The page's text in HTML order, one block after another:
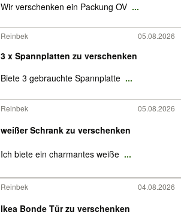
Wir verschenken ein Packung OV ...
Reinbek 05.08.2026
3 x Spannplatten zu verschenken
Biete 3 gebrauchte Spannplatte ...
Reinbek 05.08.2026
weißer Schrank zu verschenken
Ich biete ein charmantes weiße ...
Reinbek 04.08.2026
Ikea Bonde Tür zu verschenken